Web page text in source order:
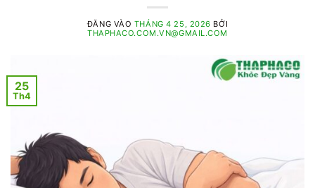
ĐĂNG VÀO THÁNG 4 25, 2026 BỞI
THAPHACO.COM.VN@GMAIL.COM
25
Th4